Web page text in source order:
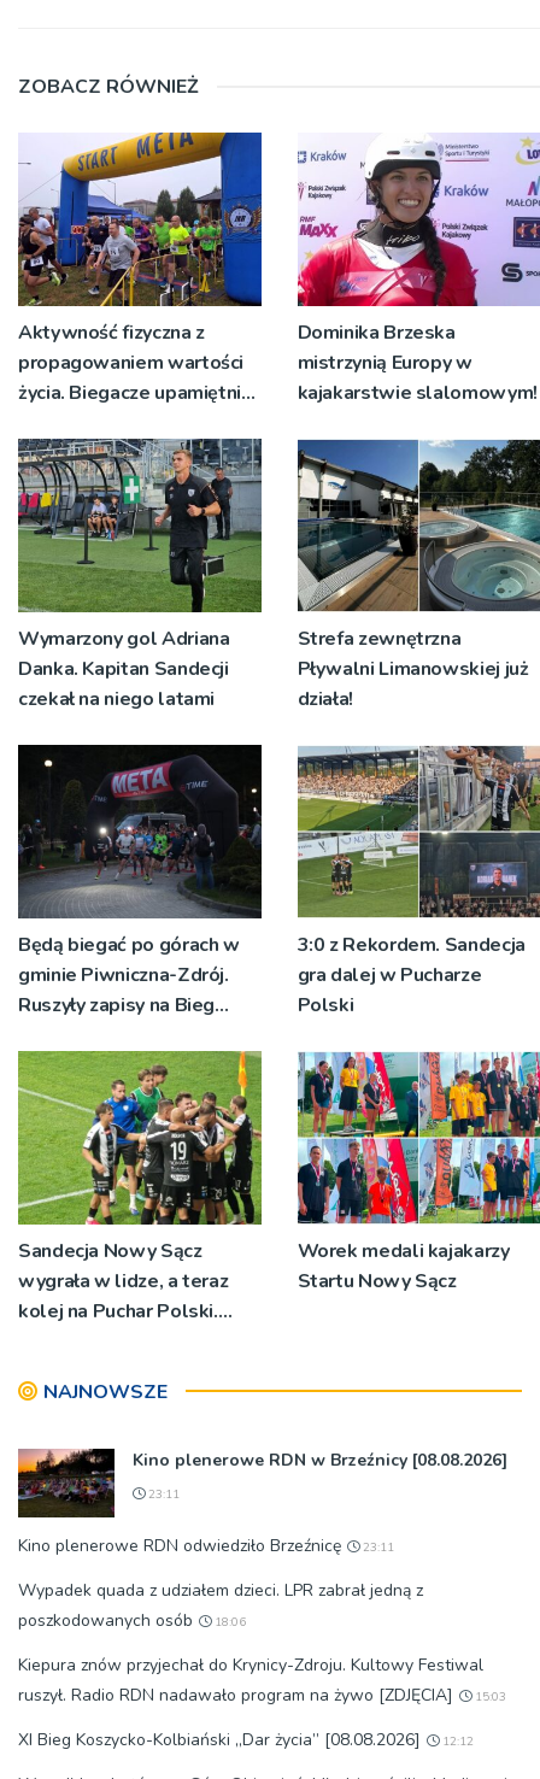
ZOBACZ RÓWNIEŻ
Aktywność fizyczna z
propagowaniem wartości
życia. Biegacze upamiętnili
Dominika Brzeska
mistrzynią Europy w
kajakarstwie slalomowym!
Wymarzony gol Adriana
Danka. Kapitan Sandecji
czekał na niego latami
Strefa zewnętrzna
Pływalni Limanowskiej już
działa!
Będą biegać po górach w
gminie Piwniczna-Zdrój.
Ruszyły zapisy na Bieg
3:0 z Rekordem. Sandecja
gra dalej w Pucharze
Polski
Sandecja Nowy Sącz
wygrała w lidze, a teraz
kolej na Puchar Polski.
Worek medali kajakarzy
Startu Nowy Sącz
NAJNOWSZE
Kino plenerowe RDN w Brzeźnicy [08.08.2026]
23:11
Kino plenerowe RDN odwiedziło Brzeźnicę 23:11
Wypadek quada z udziałem dzieci. LPR zabrał jedną z
poszkodowanych osób
18:06
Kiepura znów przyjechał do Krynicy-Zdroju. Kultowy Festiwal
ruszył. Radio RDN nadawało program na żywo [ZDJĘCIA]
15:03
XI Bieg Koszycko-Kolbiański „Dar życia” [08.08.2026] 12:12